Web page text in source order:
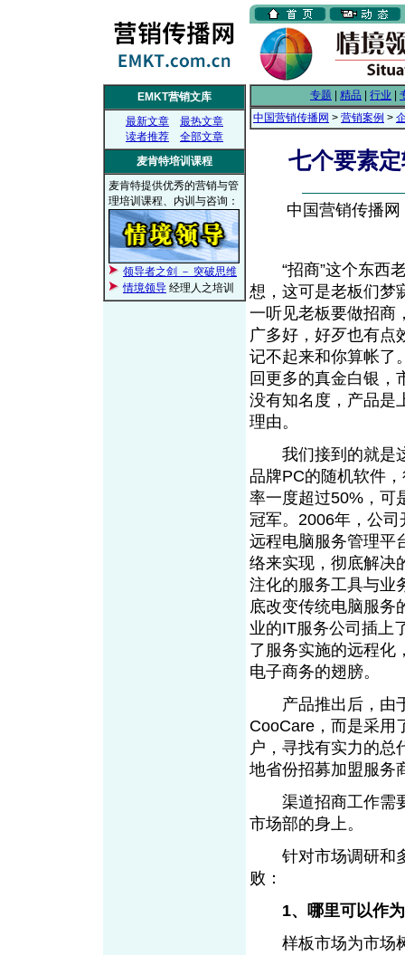
EMKT营销文库
最新文章
最热文章
读者推荐
全部文章
麦肯特培训课程
麦肯特提供优秀的营销与管
理培训课程、内训与咨询：
领导者之剑 － 突破思维
情境领导 经理人之培训
专题 精品 行业
中国营销传播网 > 营销案例 >
七个要素
中国营销传播
“招商”这个东西老
想，这可是老板们梦
一听见老板要做招商
广多好，好歹也有点
记不起来和你算帐了
回更多的真金白银，
没有知名度，产品是
理由。
我们接到的就是这
品牌PC的随机软件
率一度超过50%，可
冠军。2006年，公
远程电脑服务管理
络来实现，彻底解决
注化的服务工具与业
底改变传统电脑服务
业的IT服务公司插上
了服务实施的远程化
电子商务的翅膀
产品推出后，由于
CooCare，而是采用
户，寻找有实力的总
地省份招募加盟
渠道招商工作需要
市场部的身上。
针对市场调研和多
败：
1、哪里可以作
样板市场为市场树